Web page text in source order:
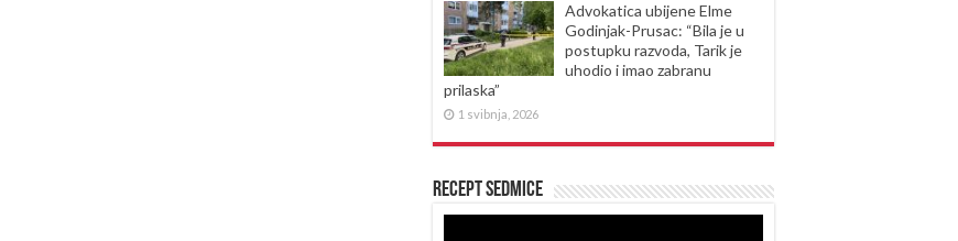
Advokatica ubijene Elme
Godinjak-Prusac: “Bila je u
postupku razvoda, Tarik je
uhodio i imao zabranu
prilaska”
1 svibnja, 2026
Recept sedmice